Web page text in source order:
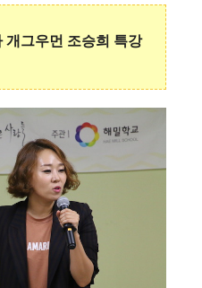
개그우먼 조승희 특강